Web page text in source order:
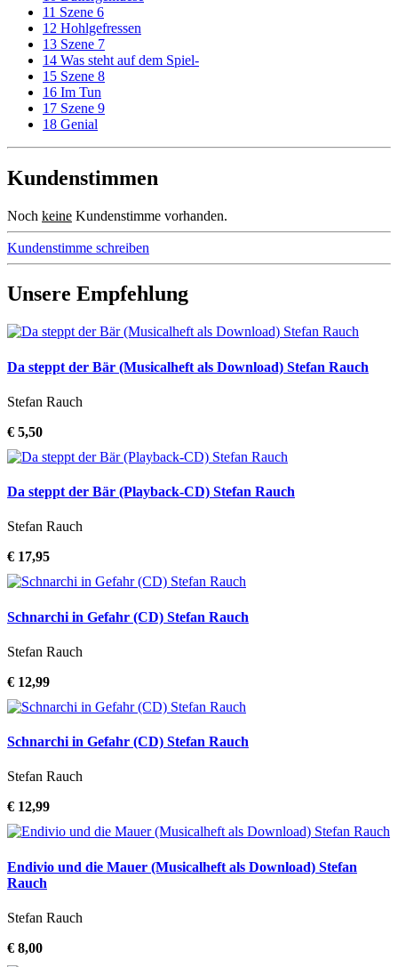
11 Szene 6
12 Hohlgefressen
13 Szene 7
14 Was steht auf dem Spiel-
15 Szene 8
16 Im Tun
17 Szene 9
18 Genial
Kundenstimmen
Noch keine Kundenstimme vorhanden.
Kundenstimme schreiben
Unsere Empfehlung
Da steppt der Bär (Musicalheft als Download) Stefan Rauch
Stefan Rauch
€ 5,50
Da steppt der Bär (Playback-CD) Stefan Rauch
Stefan Rauch
€ 17,95
Schnarchi in Gefahr (CD) Stefan Rauch
Stefan Rauch
€ 12,99
Schnarchi in Gefahr (CD) Stefan Rauch
Stefan Rauch
€ 12,99
Endivio und die Mauer (Musicalheft als Download) Stefan
Rauch
Stefan Rauch
€ 8,00